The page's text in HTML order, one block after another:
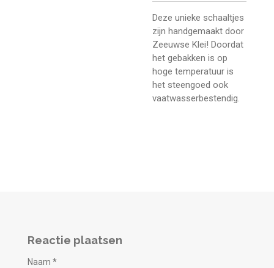
Deze unieke schaaltjes
zijn handgemaakt door
Zeeuwse Klei! Doordat
het gebakken is op
hoge temperatuur is
het steengoed ook
vaatwasserbestendig.
Reactie plaatsen
Naam *